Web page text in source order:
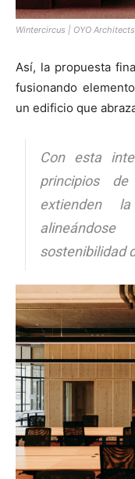
Wintercircus | OYO
Así, la propuesta
fusionando
un edificio que
Con esta
principios
extienden
sostenibilidad